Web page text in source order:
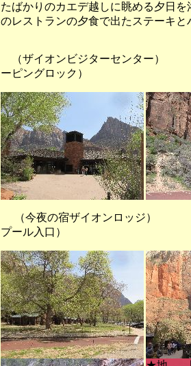
たばかりのカエデ越しに眺める夕日
のレストランの夕食で出たステーキ
（ザイオンビジターセン
ーピングロック）
（今夜の宿ザイオンロッジ
プール入口）